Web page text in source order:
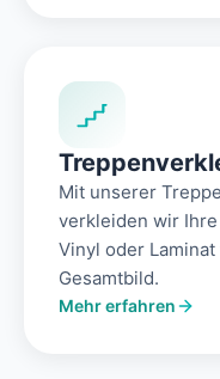
Mit unserer
verkleiden wir
Vinyl oder
Gesamtbild.
Mehr erfahren